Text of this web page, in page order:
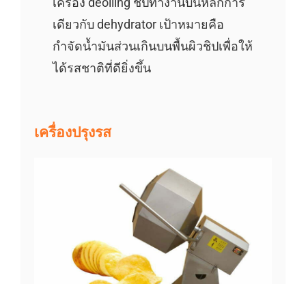
เดียวกับ dehydrator เป้าหมายคือ
กำจัดน้ำมันส่วนเกินบนพื้นผิวชิปเพื่อให้
ได้รสชาติที่ดียิ่งขึ้น
เครื่องปรุงรส